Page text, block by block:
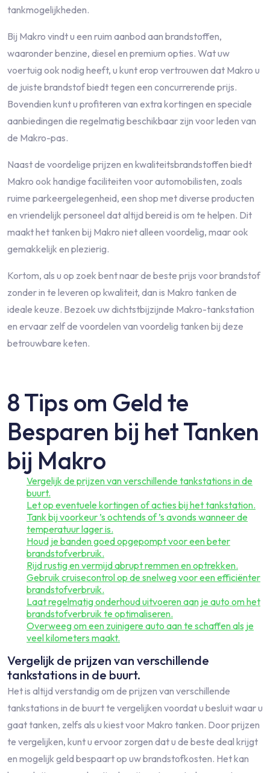
tankmogelijkheden.
Bij Makro vindt u een ruim aanbod aan brandstoffen,
waaronder benzine, diesel en premium opties. Wat uw
voertuig ook nodig heeft, u kunt erop vertrouwen dat Makro u
de juiste brandstof biedt tegen een concurrerende prijs.
Bovendien kunt u profiteren van extra kortingen en speciale
aanbiedingen die regelmatig beschikbaar zijn voor leden van
de Makro-pas.
Naast de voordelige prijzen en kwaliteitsbrandstoffen biedt
Makro ook handige faciliteiten voor automobilisten, zoals
ruime parkeergelegenheid, een shop met diverse producten
en vriendelijk personeel dat altijd bereid is om te helpen. Dit
maakt het tanken bij Makro niet alleen voordelig, maar ook
gemakkelijk en plezierig.
Kortom, als u op zoek bent naar de beste prijs voor brandstof
zonder in te leveren op kwaliteit, dan is Makro tanken de
ideale keuze. Bezoek uw dichtstbijzijnde Makro-tankstation
en ervaar zelf de voordelen van voordelig tanken bij deze
betrouwbare keten.
8 Tips om Geld te
Besparen bij het Tanken
bij Makro
Vergelijk de prijzen van verschillende tankstations in de
buurt.
Let op eventuele kortingen of acties bij het tankstation.
Tank bij voorkeur ’s ochtends of ’s avonds wanneer de
temperatuur lager is.
Houd je banden goed opgepompt voor een beter
brandstofverbruik.
Rijd rustig en vermijd abrupt remmen en optrekken.
Gebruik cruisecontrol op de snelweg voor een efficiënter
brandstofverbruik.
Laat regelmatig onderhoud uitvoeren aan je auto om het
brandstofverbruik te optimaliseren.
Overweeg om een zuinigere auto aan te schaffen als je
veel kilometers maakt.
Vergelijk de prijzen van verschillende
tankstations in de buurt.
Het is altijd verstandig om de prijzen van verschillende
tankstations in de buurt te vergelijken voordat u besluit waar u
gaat tanken, zelfs als u kiest voor Makro tanken. Door prijzen
te vergelijken, kunt u ervoor zorgen dat u de beste deal krijgt
en mogelijk geld bespaart op uw brandstofkosten. Het kan